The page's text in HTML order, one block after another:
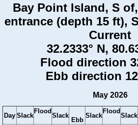
Bay Point Island, S
entrance (depth 15 ft),
Current
32.2333° N,
Flood direction
Ebb direction
May 2026
Day Slack
Flood
Slack
Ebb
Slack
Flood
Slack